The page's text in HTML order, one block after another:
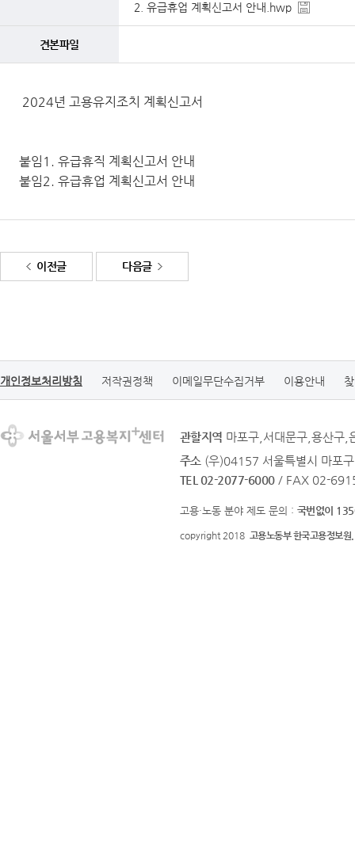
2. 유급휴업 계획신고서 안내.hwp
견본파일
2024년 고용유지조치 계획신고서
붙임1. 유급휴직 계획신고서 안내
붙임2. 유급휴업 계획신고서 안내
이전글 다음글
개인정보처리방침 저작권정책 이메일무단수집거부 이용안내
관할지역 마포구,서대문구,용산구,
주소 (우)04157 서울특별시 마포
TEL 02-2077-6000 / FAX 02-
고용·노동 분야 제도 문의 : 국번없이
copyright 2018 고용노동부 한국고용정보원.